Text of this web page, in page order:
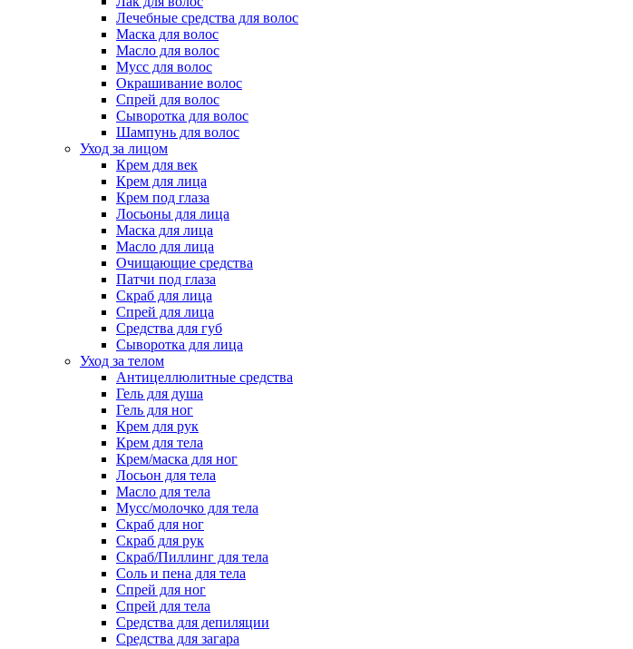
Лечебные средства для волос
Маска для волос
Масло для волос
Мусс для волос
Окрашивание волос
Спрей для волос
Сыворотка для волос
Шампунь для волос
Уход за лицом
Крем для век
Крем для лица
Крем под глаза
Лосьоны для лица
Маска для лица
Масло для лица
Очищающие средства
Патчи под глаза
Скраб для лица
Спрей для лица
Средства для губ
Сыворотка для лица
Уход за телом
Антицеллюлитные средства
Гель для душа
Гель для ног
Крем для рук
Крем для тела
Крем/маска для ног
Лосьон для тела
Масло для тела
Мусс/молочко для тела
Скраб для ног
Скраб для рук
Скраб/Пиллинг для тела
Соль и пена для тела
Спрей для ног
Спрей для тела
Средства для депиляции
Средства для загара